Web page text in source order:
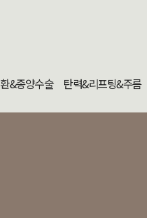
&종양수술 탄력&리프팅&주름